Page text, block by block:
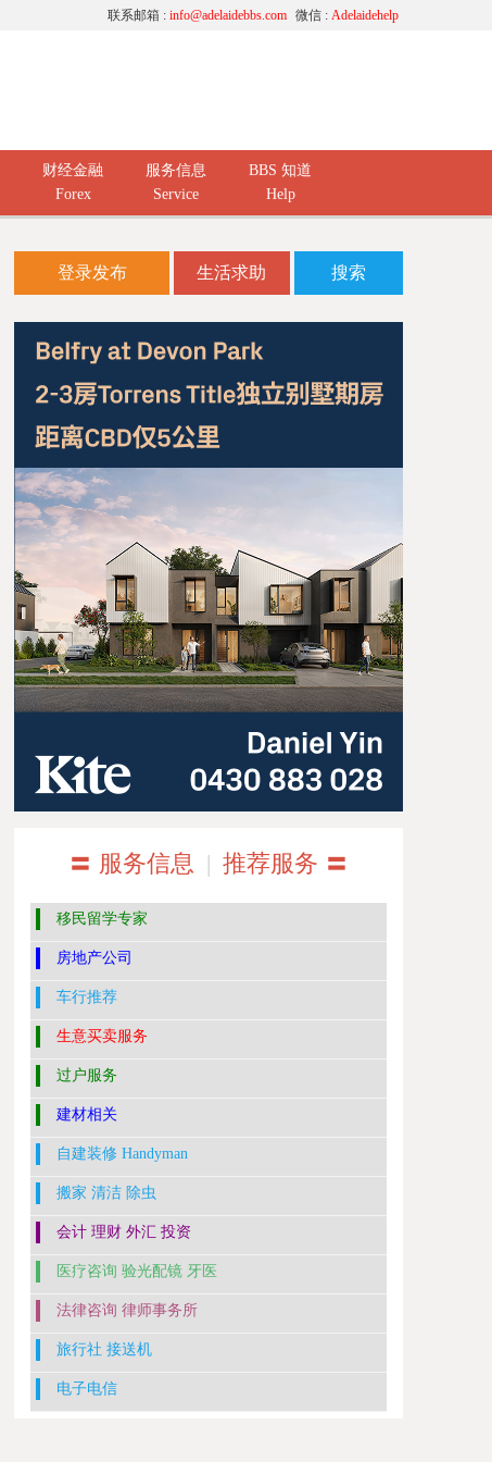
微信 : Adelaidehelp
联系邮箱 : info@adelaidebbs.com
财经金融
Forex
服务信息
Service
BBS 知道
Help
登录发布 生活求助 搜索
〓 服务信息 | 推荐服务 〓
移民留学专家
房地产公司
车行推荐
生意买卖服务
过户服务
建材相关
自建装修 Handyman
搬家 清洁 除虫
会计 理财 外汇 投资
医疗咨询 验光配镜 牙医
法律咨询 律师事务所
旅行社 接送机
电子电信